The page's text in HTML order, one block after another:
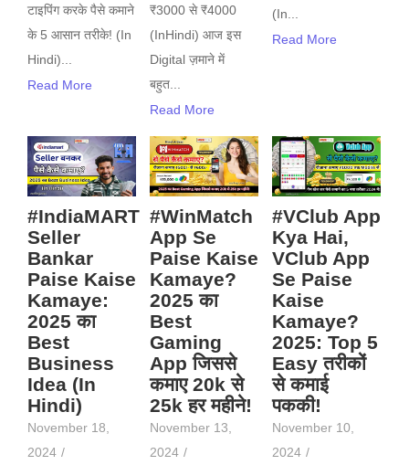
टाइपिंग करके पैसे कमाने
के 5 आसान तरीके! (In
Hindi)...
Read More
₹3000 से ₹4000
(InHindi) आज इस
Digital ज़माने में
बहुत...
Read More
(In...
Read More
#IndiaMART
Seller
Bankar
Paise Kaise
Kamaye:
2025 का
Best
Business
Idea (In
Hindi)
November 18,
2024 /
#WinMatch
App Se
Paise Kaise
Kamaye?
2025 का
Best
Gaming
App जिससे
कमाए 20k से
25k हर महीने!
November 13,
2024 /
#VClub App
Kya Hai,
VClub App
Se Paise
Kaise
Kamaye?
2025: Top 5
Easy तरीकों
से कमाई
पककी!
November 10,
2024 /